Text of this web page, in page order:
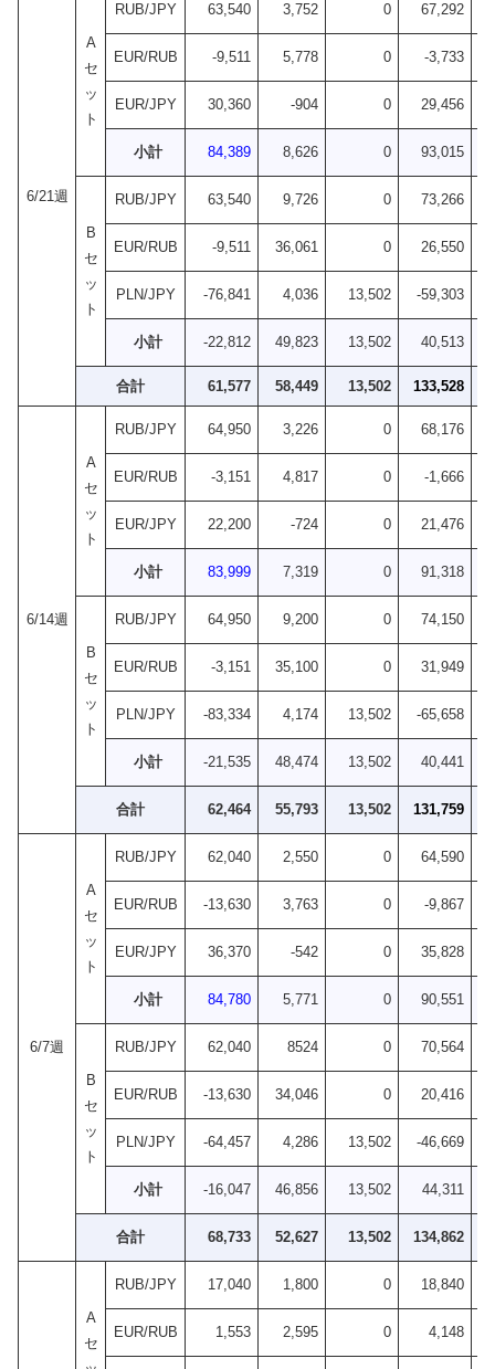
6/21週
A
セ
ッ
ト
RUB/JPY 63,540 3,752 0 67,292
EUR/RUB -9,511 5,778 0 -3,733
EUR/JPY 30,360 -904 0 29,456
小計 84,389 8,626 0 93,015
B
セ
ッ
ト
RUB/JPY 63,540 9,726 0 73,266
EUR/RUB -9,511 36,061 0 26,550
PLN/JPY -76,841 4,036 13,502 -59,303
小計 -22,812 49,823 13,502 40,513
合計 61,577 58,449 13,502 133,528
6/14週
A
セ
ッ
ト
RUB/JPY 64,950 3,226 0 68,176
EUR/RUB -3,151 4,817 0 -1,666
EUR/JPY 22,200 -724 0 21,476
小計 83,999 7,319 0 91,318
B
セ
ッ
ト
RUB/JPY 64,950 9,200 0 74,150
EUR/RUB -3,151 35,100 0 31,949
PLN/JPY -83,334 4,174 13,502 -65,658
小計 -21,535 48,474 13,502 40,441
合計 62,464 55,793 13,502 131,759
6/7週
A
セ
ッ
ト
RUB/JPY 62,040 2,550 0 64,590
EUR/RUB -13,630 3,763 0 -9,867
EUR/JPY 36,370 -542 0 35,828
小計 84,780 5,771 0 90,551
B
セ
ッ
ト
RUB/JPY 62,040 8524 0 70,564
EUR/RUB -13,630 34,046 0 20,416
PLN/JPY -64,457 4,286 13,502 -46,669
小計 -16,047 46,856 13,502 44,311
合計 68,733 52,627 13,502 134,862
A
セ
RUB/JPY 17,040 1,800 0 18,840
EUR/RUB 1,553 2,595 0 4,148